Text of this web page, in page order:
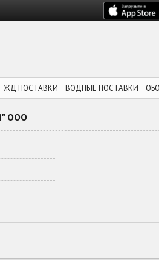
ЖД ПОСТАВКИ ВОДНЫЕ ПОСТАВКИ
ООО